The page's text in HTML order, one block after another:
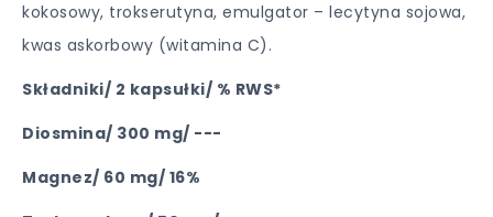
kokosowy, trokserutyna, emulgator – lecytyna sojowa,
kwas askorbowy (witamina C).
Składniki/ 2 kapsułki/ % RWS*
Diosmina/ 300 mg/ ---
Magnez/ 60 mg/ 16%